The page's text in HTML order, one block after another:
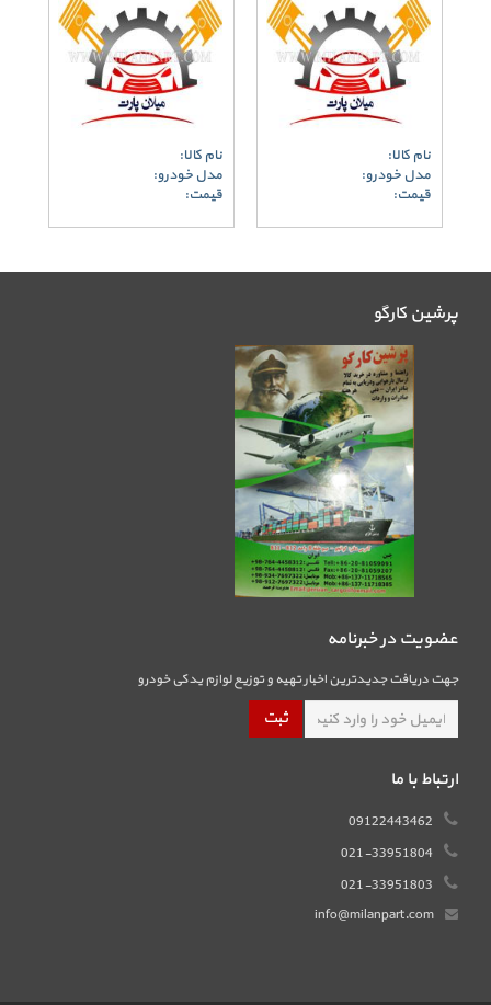
نام کالا:
مدل خودرو:
قیمت:
نام کالا:
مدل خودرو:
قیمت:
پرشین کارگو
عضویت در خبرنامه
جهت دریافت جدیدترین اخبار تهیه و توزیع لوازم یدکی خودرو
ارتباط با ما
09122443462
021-33951804
021-33951803
info@milanpart.com